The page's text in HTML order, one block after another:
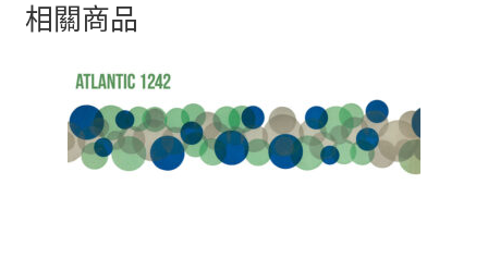
相關商品